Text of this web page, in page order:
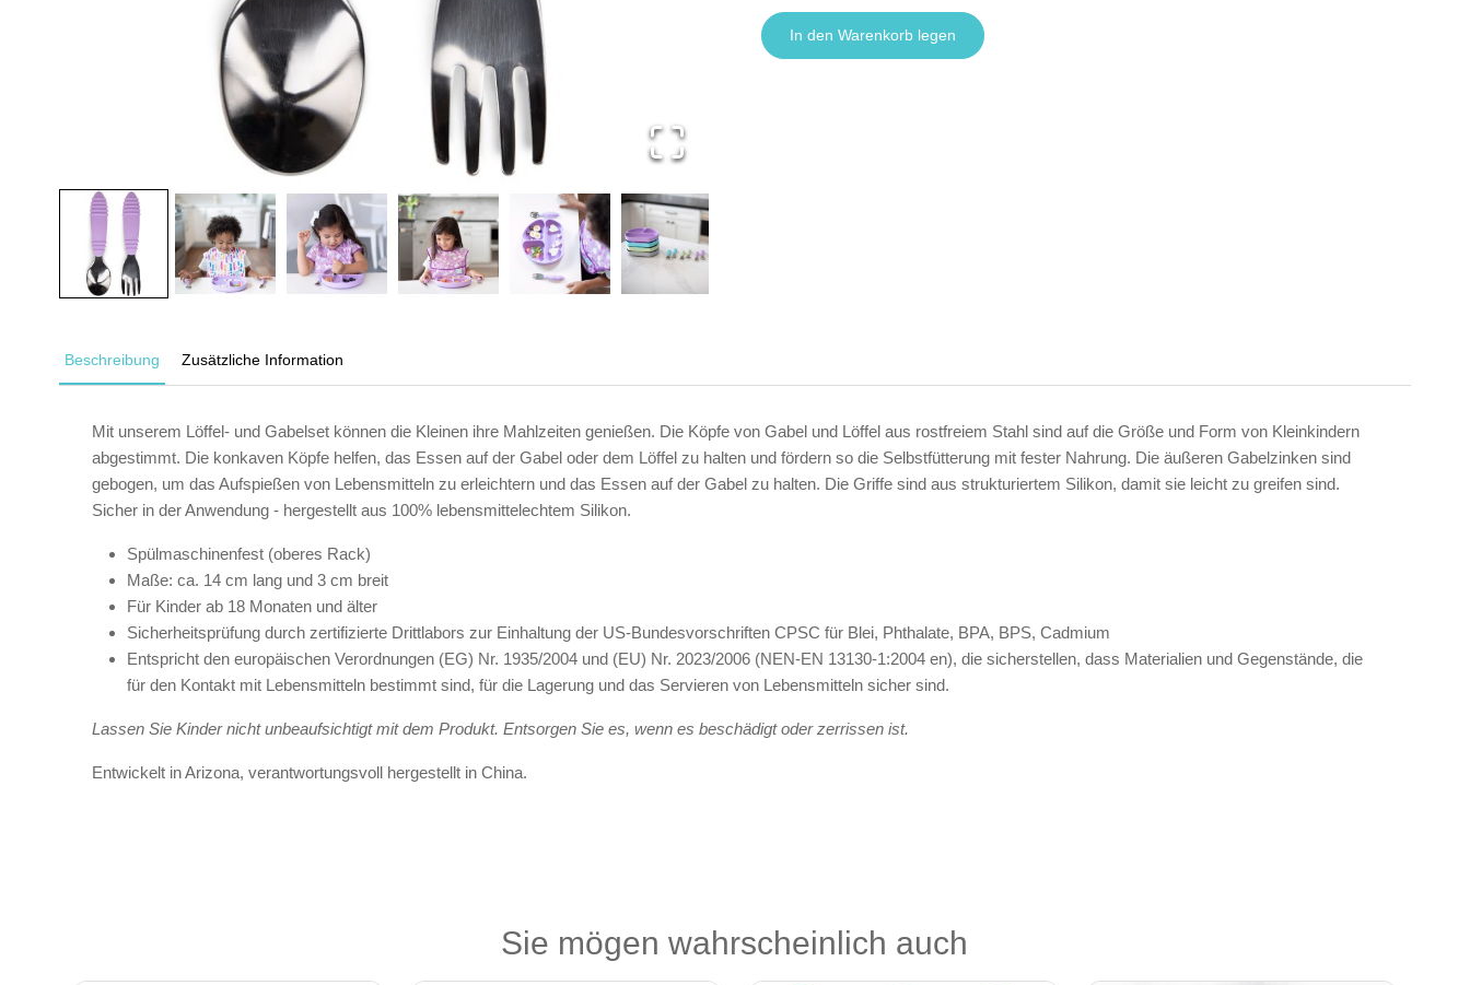
In den Warenkorb legen
Beschreibung Zusätzliche Information
Mit unserem Löffel- und Gabelset können die Kleinen ihre Mahlzeiten genießen. Die Köpfe von Gabel und Löffel aus rostfreiem Stahl sind auf die Größe und Form von Kleinkindern
abgestimmt. Die konkaven Köpfe helfen, das Essen auf der Gabel oder dem Löffel zu halten und fördern so die Selbstfütterung mit fester Nahrung. Die äußeren Gabelzinken sind
gebogen, um das Aufspießen von Lebensmitteln zu erleichtern und das Essen auf der Gabel zu halten. Die Griffe sind aus strukturiertem Silikon, damit sie leicht zu greifen sind.
Sicher in der Anwendung - hergestellt aus 100% lebensmittelechtem Silikon.
Spülmaschinenfest (oberes Rack)
Maße: ca. 14 cm lang und 3 cm breit
Für Kinder ab 18 Monaten und älter
Sicherheitsprüfung durch zertifizierte Drittlabors zur Einhaltung der US-Bundesvorschriften CPSC für Blei, Phthalate, BPA, BPS, Cadmium
Entspricht den europäischen Verordnungen (EG) Nr. 1935/2004 und (EU) Nr. 2023/2006 (NEN-EN 13130-1:2004 en), die sicherstellen, dass Materialien und Gegenstände, die
für den Kontakt mit Lebensmitteln bestimmt sind, für die Lagerung und das Servieren von Lebensmitteln sicher sind.
Lassen Sie Kinder nicht unbeaufsichtigt mit dem Produkt. Entsorgen Sie es, wenn es beschädigt oder zerrissen ist.
Entwickelt in Arizona, verantwortungsvoll hergestellt in China.
Sie mögen wahrscheinlich auch